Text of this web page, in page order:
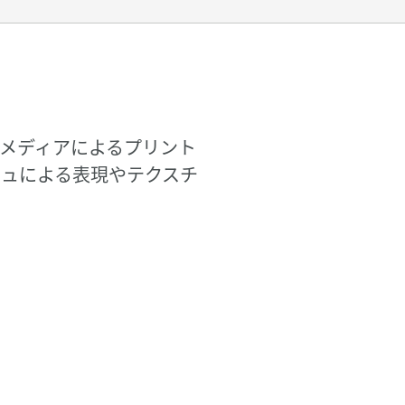
ディアによるプリント
による表現やテクスチ